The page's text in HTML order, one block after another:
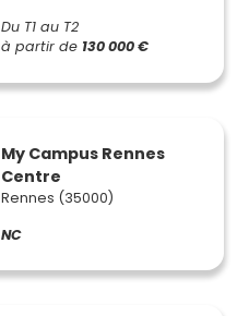
Du T1 au T2
à partir de 130 000 €
My Campus Rennes
Centre
Rennes (35000)
NC